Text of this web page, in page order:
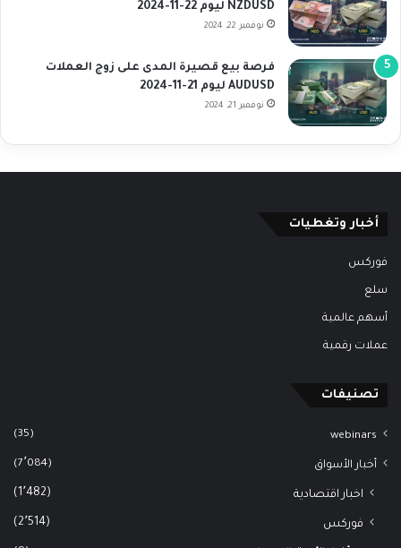
NZDUSD ليوم 22-11-2024
نوفمبر 22, 2024
فرصة بيع قصيرة المدى على زوج العملات
AUDUSD ليوم 21-11-2024
نوفمبر 21, 2024
أخبار وتغطيات
فوركس
سلع
أسهم عالمية
عملات رقمية
تصنيفات
webinars
(35)
أخبار الأسواق (7٬084)
اخبار اقتصادية (1٬482)
فوركس (2٬514)